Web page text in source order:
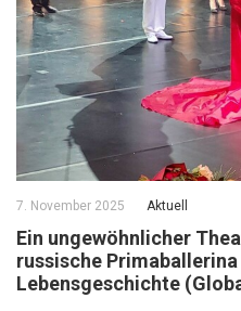
7. November 2025 Aktuell
Ein ungewöhnlicher
russische
Lebensgeschichte